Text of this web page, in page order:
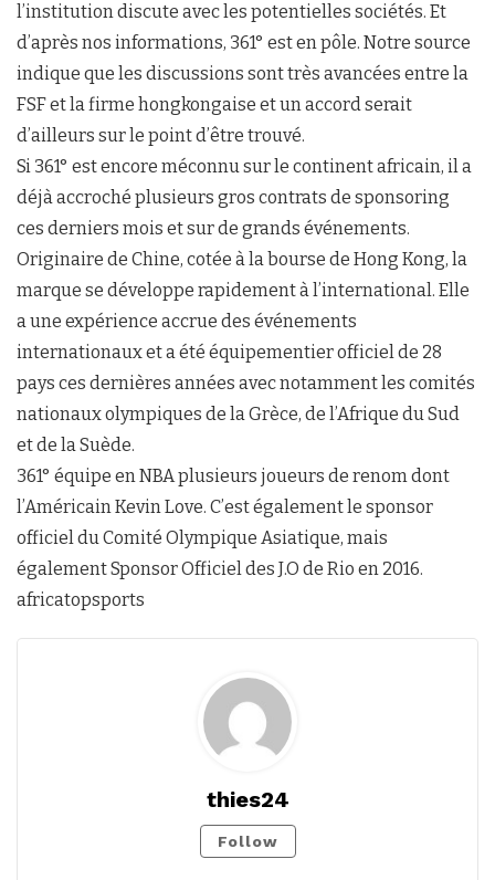
l’institution discute avec les potentielles sociétés. Et
d’après nos informations, 361° est en pôle. Notre source
indique que les discussions sont très avancées entre la
FSF et la firme hongkongaise et un accord serait
d’ailleurs sur le point d’être trouvé.
Si 361° est encore méconnu sur le continent africain, il a
déjà accroché plusieurs gros contrats de sponsoring
ces derniers mois et sur de grands événements.
Originaire de Chine, cotée à la bourse de Hong Kong, la
marque se développe rapidement à l’international. Elle
a une expérience accrue des événements
internationaux et a été équipementier officiel de 28
pays ces dernières années avec notamment les comités
nationaux olympiques de la Grèce, de l’Afrique du Sud
et de la Suède.
361° équipe en NBA plusieurs joueurs de renom dont
l’Américain Kevin Love. C’est également le sponsor
officiel du Comité Olympique Asiatique, mais
également Sponsor Officiel des J.O de Rio en 2016.
africatopsports
thies24
Follow